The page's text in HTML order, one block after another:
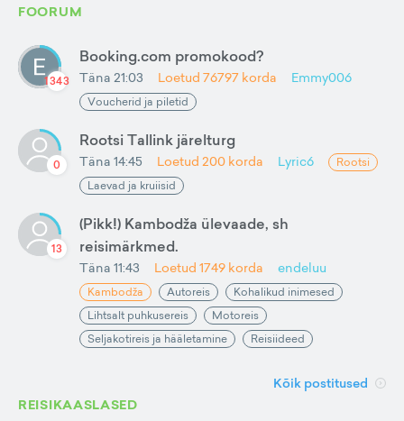
FOORUM
1343
Booking.com promokood?
Täna 21:03 Loetud 76797 korda Emmy006
Voucherid ja piletid
0
Rootsi Tallink järelturg
Täna 14:45 Loetud 200 korda Lyric6
Rootsi
Laevad ja kruiisid
13
(Pikk!) Kambodža ülevaade, sh
reisimärkmed.
Täna 11:43 Loetud 1749 korda endeluu
Kambodža Autoreis
Kohalikud inimesed
Lihtsalt puhkusereis
Motoreis
Seljakotireis ja hääletamine
Reisiideed
Kõik postitused
REISIKAASLASED